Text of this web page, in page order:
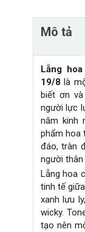
nhân
dân
số
lượng
Mô tả
Lẵng
19/8 là
biết ơn
người lực
năm kinh
phẩm hoa
đáo, tràn
người thân
Lẵng hoa
tinh tế
xanh lưu
wicky.
tạo nên